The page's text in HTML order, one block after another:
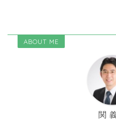
ABOUT ME
関